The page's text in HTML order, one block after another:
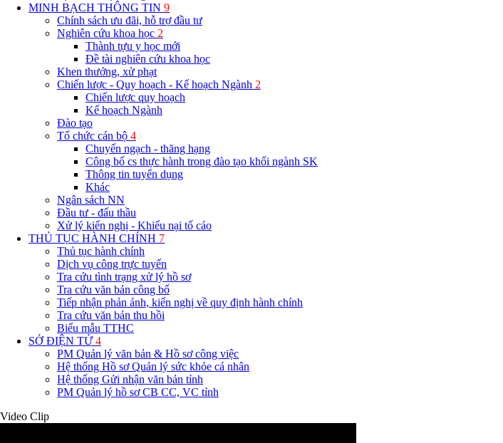
MINH BẠCH THÔNG TIN 9
Chính sách ưu đãi, hỗ trợ đầu tư
Nghiên cứu khoa học 2
Thành tựu y học mới
Đề tài nghiên cứu khoa học
Khen thưởng, xử phạt
Chiến lược - Quy hoạch - Kế hoạch Ngành 2
Chiến lược quy hoạch
Kế hoạch Ngành
Đào tạo
Tổ chức cán bộ 4
Chuyển ngạch - thăng hạng
Công bố cs thực hành trong đào tạo khối ngành SK
Thông tin tuyển dụng
Khác
Ngân sách NN
Đầu tư - đấu thầu
Xử lý kiến nghị - Khiếu nại tố cáo
THỦ TỤC HÀNH CHÍNH 7
Thủ tục hành chính
Dịch vụ công trực tuyến
Tra cứu tình trạng xử lý hồ sơ
Tra cứu văn bản công bố
Tiếp nhận phản ánh, kiến nghị về quy định hành chính
Tra cứu văn bản thu hồi
Biểu mẫu TTHC
SỞ ĐIỆN TỬ4
PM Quản lý văn bản & Hồ sơ công việc
Hệ thống Hồ sơ Quản lý sức khỏe cá nhân
Hệ thống Gửi nhận văn bản tỉnh
PM Quản lý hồ sơ CB CC, VC tỉnh
Video Clip